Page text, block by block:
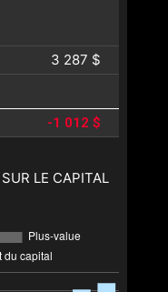
3 287 $
-1 012 $
LE CAPITAL